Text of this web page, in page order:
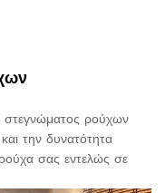
στεγνώματος ρούχων
την δυνατότητα
σας εντελώς σε